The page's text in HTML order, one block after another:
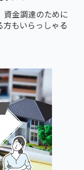
資金調達のために
もいらっしゃる